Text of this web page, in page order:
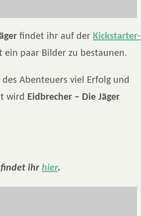
findet ihr auf der Kickstarter-
ein paar Bilder zu bestaunen.
Abenteuers viel Erfolg und
wird Eidbrecher – Die Jäger
findet ihr hier.